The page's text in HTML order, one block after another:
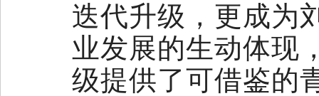
迭代升级，更成为
业发展的生动体现
级提供了可借鉴的